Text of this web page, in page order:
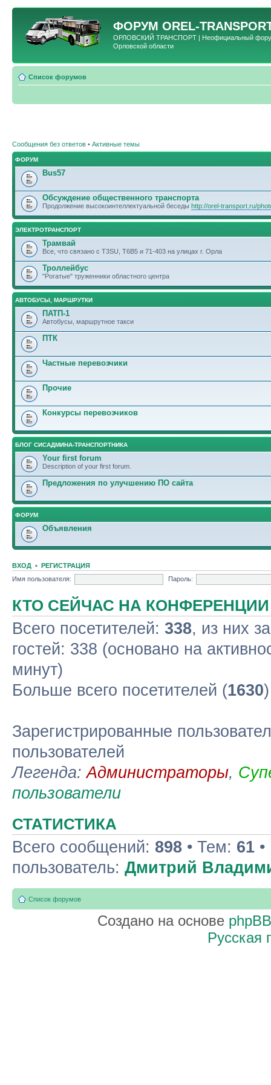
ФОРУМ OREL-
ОРЛОВСКИЙ ТРАНСПОРТ | Неофициальный форум
Орловской области
Список форумов
Сообщения без ответов • Активные темы
ФОРУМ
Bus57
Обсуждение общественного транспорта
Продолжение высокоинтеллектуальной беседы http://orel-transport.ru/
ЭЛЕКТРОТРАНСПОРТ
Трамвай
Все, что связано с T3SU, T6B5 и 71-403 на улицах г. Орла
Троллейбус
"Рогатые" труженники областного центра
АВТОБУСЫ, МАРШРУТКИ
ПАТП-1
Автобусы, маршрутное такси
ПТК
Частные перевозчики
Прочие
Конкурсы перевозчиков
БЛОГ СИСАДМИНА-ТРАНСПОРТНИКА
Your first forum
Description of your first forum.
Предложения по улучшению ПО сайта
ФОРУМ
Объявления
ВХОД • РЕГИСТРАЦИЯ
Имя пользователя:
Пароль:
КТО СЕЙЧАС НА КОНФЕРЕНЦИИ
Всего посетителей: 338, из них
гостей: 338 (основано на
минут)
Больше всего посетителей (1630
Зарегистрированные
пользователей
Легенда:Администраторы,
пользователи
СТАТИСТИКА
Всего сообщений: 898 • Тем: 61
пользователь: Дмитрий
Список форумов
Создано на основе phpBB
Русская